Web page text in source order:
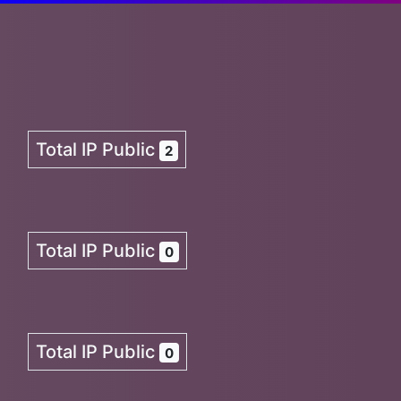
Total IP Public 2
Total IP Public 0
Total IP Public 0